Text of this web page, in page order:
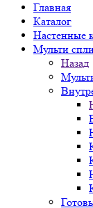
Главная
Каталог
Настенные
Мульти
Назад